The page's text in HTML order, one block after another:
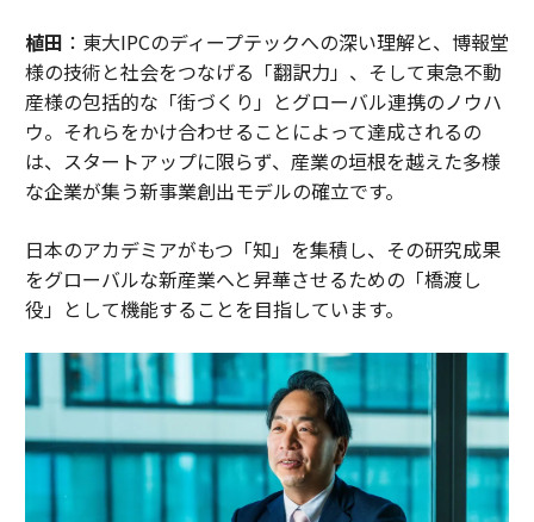
植田 ：東大IPCのディープテックへの深い理解と、博報堂
様の技術と社会をつなげる「翻訳力」、そして東急不動
産様の包括的な「街づくり」とグローバル連携のノウハ
ウ。それらをかけ合わせることによって達成されるの
は、スタートアップに限らず、産業の垣根を越えた多様
な企業が集う新事業創出モデルの確立です。
日本のアカデミアがもつ「知」を集積し、その研究成果
をグローバルな新産業へと昇華させるための「橋渡し
役」として機能することを目指しています。